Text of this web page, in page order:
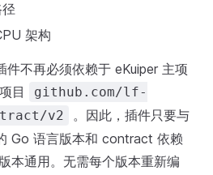
架构
不再必须依赖于 eKuiper 主项
目
github.com/lf-
v2
。因此，插件只要与
Go 语言版本和 contract 依赖
本通用。无需每个版本重新编